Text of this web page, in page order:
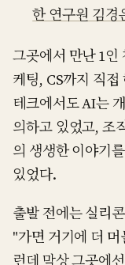
한 연구원 김경
그곳에서 만난 1
케팅, CS까지 직
테크에서도 AI는
의하고 있었고, 조
의 생생한 이야기
있었다.
출발 전에는 실리
"가면 거기에 더
런데 막상 그곳에